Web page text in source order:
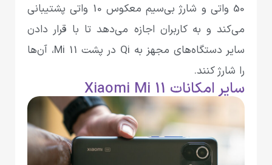
50 واتی و شارژ بی‌سیم معکوس 10 واتی پشتیبانی
می‌کند و به کاربران اجازه می‌دهد تا با قرار دادن
سایر دستگاه‌های مجهز به Qi در پشت Mi 11، آن‌ها
را شارژ کنند.
سایر امکانات Xiaomi Mi 11